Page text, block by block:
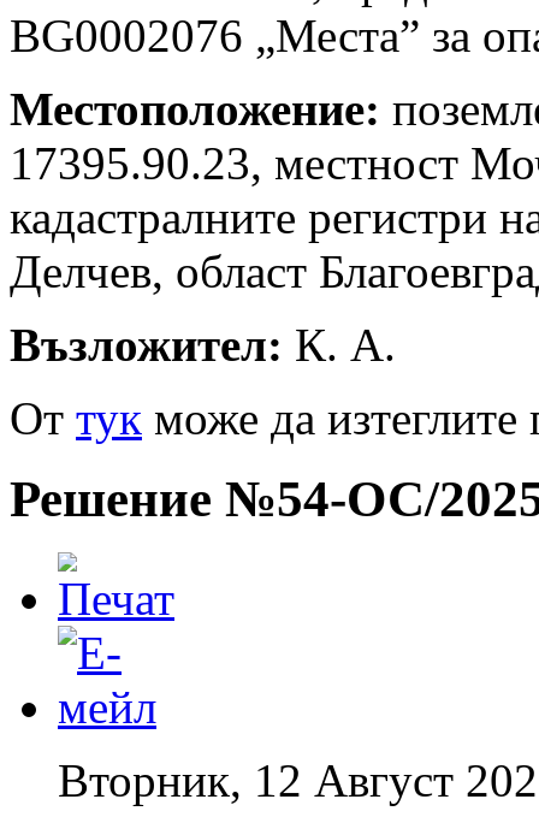
BG0002076 „Места” за
Местоположение:
17395.90.23, местност
кадастралните регистри
Делчев, област
Възложител: К. А.
Oт тук може да
Решение №54-ОС/
Вторник, 12 Август